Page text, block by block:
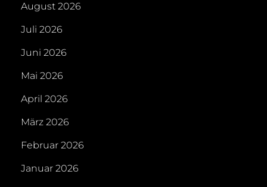
August 2026
Juli 2026
Juni 2026
Mai 2026
April 2026
März 2026
Februar 2026
Januar 2026